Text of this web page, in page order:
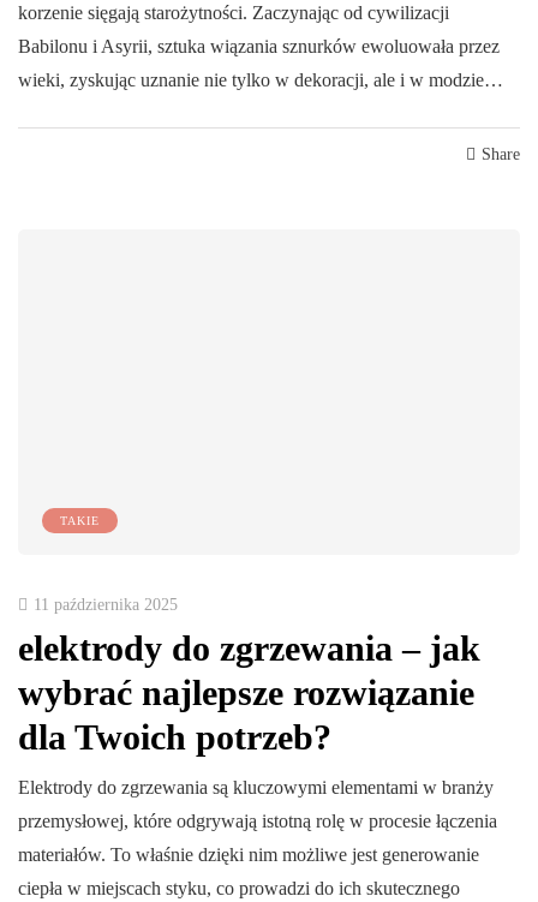
korzenie sięgają starożytności. Zaczynając od cywilizacji
Babilonu i Asyrii, sztuka wiązania sznurków ewoluowała przez
wieki, zyskując uznanie nie tylko w dekoracji, ale i w modzie…
Share
TAKIE
11 października 2025
elektrody do zgrzewania – jak
wybrać najlepsze rozwiązanie
dla Twoich potrzeb?
Elektrody do zgrzewania są kluczowymi elementami w branży
przemysłowej, które odgrywają istotną rolę w procesie łączenia
materiałów. To właśnie dzięki nim możliwe jest generowanie
ciepła w miejscach styku, co prowadzi do ich skutecznego